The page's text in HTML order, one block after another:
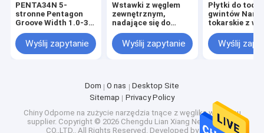
PENTA34N 5-
stronne Pentagon
Groove Width 1.0-3.0
mm Rozwiązania do
obróbki krawędzi
cięcia
Wyślij zapytanie
Wstawki z węglem
zewnętrznym,
nadające się do
obróbki stali, stali
nierdzewnej, żeliwa
itp.
Wyślij zapytanie
Płytki do
gwintów
tokarskie z
spiekanych
16NR2.5ISO-
Powłoka CVD
Wyślij
Dom O nas
Desktop Site
Sitemap
Privacy Policy
Chiny Odporne na zużycie narzędzia tnące z węglika wolframu
supplier. Copyright © 2026 Chengdu Lian Xiang New Material
CO.,LTD.. All Rights Reserved. Developed by ECER